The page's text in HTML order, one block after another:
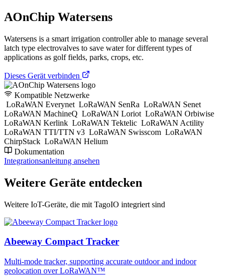
AOnChip Watersens
Watersens is a smart irrigation controller able to manage several
latch type electrovalves to save water for different types of
applications as golf fields, parks, crops, etc.
Dieses Gerät verbinden
Kompatible Netzwerke
LoRaWAN Everynet LoRaWAN SenRa LoRaWAN Senet
LoRaWAN MachineQ LoRaWAN Loriot LoRaWAN Orbiwise
LoRaWAN Kerlink LoRaWAN Tektelic LoRaWAN Actility
LoRaWAN TTI/TTN v3 LoRaWAN Swisscom LoRaWAN
ChirpStack LoRaWAN Helium
Dokumentation
Integrationsanleitung ansehen
Weitere Geräte entdecken
Weitere IoT-Geräte, die mit TagoIO integriert sind
Abeeway Compact Tracker
Multi-mode tracker, supporting accurate outdoor and indoor
geolocation over LoRaWAN™